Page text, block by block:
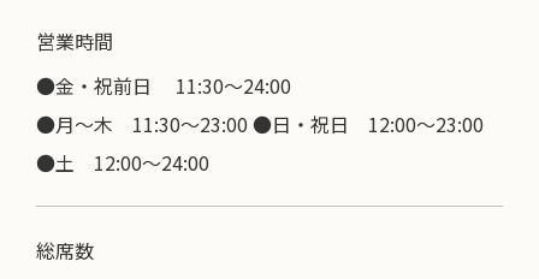
営業時間
●金・祝前日 11:30〜24:00
●月～木 11:30～23:00 ●日・祝日 12:00～23:00
●土 12:00～24:00
総席数